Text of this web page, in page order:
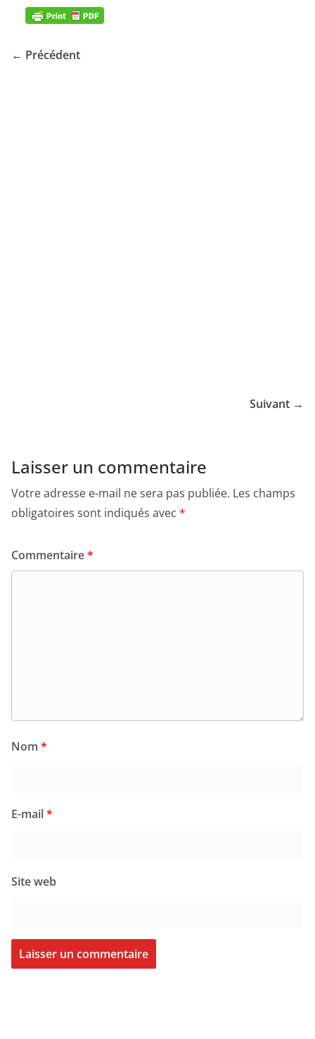
← Précédent
Suivant →
Laisser un commentaire
Votre adresse e-mail ne sera pas publiée. Les champs
obligatoires sont indiqués avec *
Commentaire*
Nom *
E-mail*
Site web